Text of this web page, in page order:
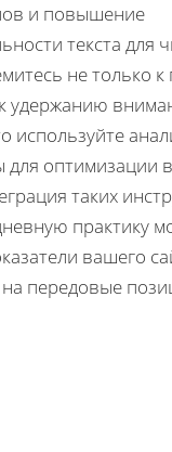
и повышение
текста для
не только
удержанию
используйте
для оптимизации
таких
практику
вашего
передовые